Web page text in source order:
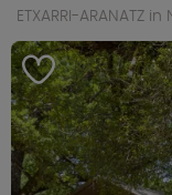
ETXARRI-ARANATZ